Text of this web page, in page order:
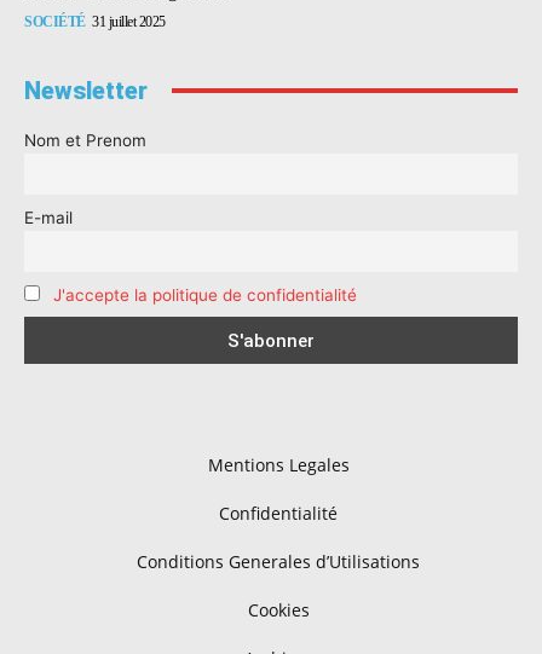
SOCIÉTÉ 31 juillet 2025
Newsletter
Nom et Prenom
E-mail
J'accepte la politique de confidentialité
Mentions Legales
Confidentialité
Conditions Generales d’Utilisations
Cookies